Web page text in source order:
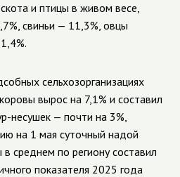
и птицы в живом весе,
свиньи — 11,3%, овцы
сельхозорганизациях
вырос на 7,1% и составил
несушек — почти на 3%,
на 1 мая суточный надой
среднем по региону составил
показателя 2025 года